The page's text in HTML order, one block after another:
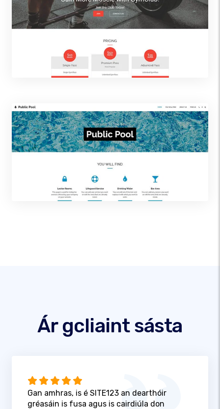
Ár gcliaint sásta
Gan amhras, is é SITE123 an dearthóir
gréasáin is fusa agus is cairdiúla don